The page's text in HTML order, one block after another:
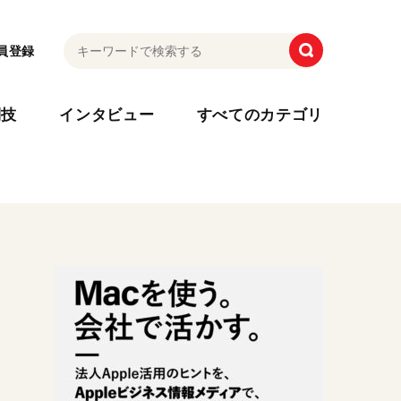
登録
インタビュー すべてのカテゴリ